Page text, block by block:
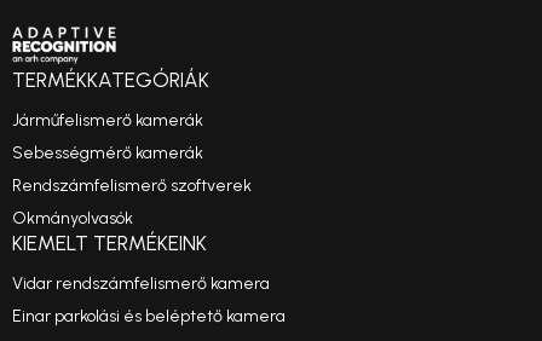
TERMÉKKATEGÓRIÁK
Járműfelismerő kamerák
Sebességmérő kamerák
Rendszámfelismerő szoftverek
Okmányolvasók
KIEMELT TERMÉKEINK
Vidar rendszámfelismerő kamera
Einar parkolási és beléptető kamera